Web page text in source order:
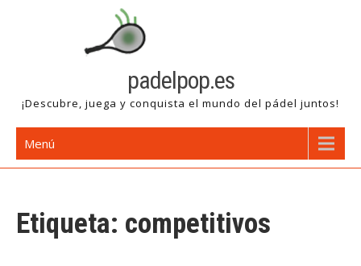
padelpop.es
¡Descubre, juega y conquista el mundo del pádel juntos!
Menú
Etiqueta: competitivos